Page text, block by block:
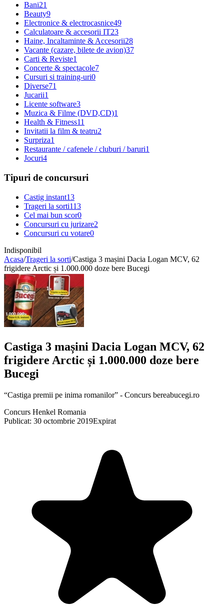
Bani21
Beauty9
Electronice & electrocasnice49
Calculatoare & accesorii IT23
Haine, Incaltaminte & Accesorii28
Vacante (cazare, bilete de avion)37
Carti & Reviste1
Concerte & spectacole7
Cursuri si training-uri0
Diverse71
Jucarii1
Licente software3
Muzica & Filme (DVD,CD)1
Health & Fitness11
Invitatii la film & teatru2
Surpriza1
Restaurante / cafenele / cluburi / baruri1
Jocuri4
Tipuri de concursuri
Castig instant13
Trageri la sorti113
Cel mai bun scor0
Concursuri cu jurizare2
Concursuri cu votare0
Indisponibil
Acasa/Trageri la sorti/Castiga 3 mașini Dacia Logan MCV, 62
frigidere Arctic și 1.000.000 doze bere Bucegi
Castiga 3 mașini Dacia Logan MCV, 62
frigidere Arctic și 1.000.000 doze bere
Bucegi
“Castiga premii pe inima romanilor” - Concurs bereabucegi.ro
Concurs Henkel Romania
Publicat: 30 octombrie 2019Expirat